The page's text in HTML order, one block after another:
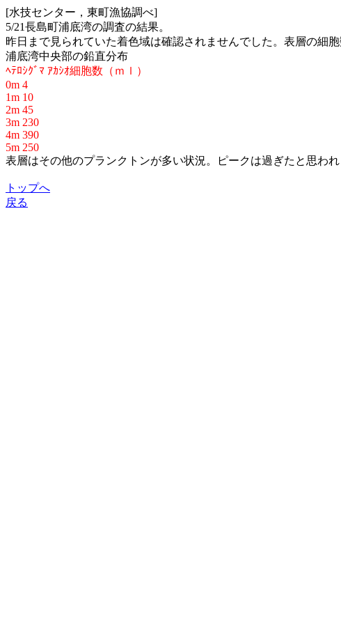
[水技センター，東町漁協調べ]
5/21長島町浦底湾の調査の結果。
昨日まで見られていた着色域は確認されませんでした。表層の細胞
浦底湾中央部の鉛直分布
ﾍﾃﾛｼｸﾞﾏ ｱｶｼｵ細胞数（ｍｌ）
0m 4
1m 10
2m 45
3m 230
4m 390
5m 250
表層はその他のプランクトンが多い状況。ピークは過ぎたと思わ
トップへ
戻る